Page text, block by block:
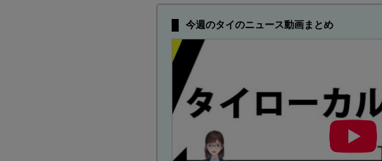
今週のタイのニュース動画まとめ